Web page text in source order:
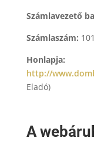
Számlavezető
Számlaszám:
Honlapja:
http://
Eladó)
A